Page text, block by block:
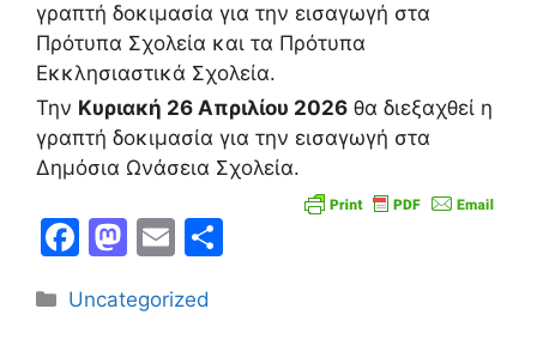
γραπτή δοκιμασία για την εισαγωγή στα
Πρότυπα Σχολεία και τα Πρότυπα
Εκκλησιαστικά Σχολεία.
Την Κυριακή 26 Απριλίου 2026 θα διεξαχθεί η
γραπτή δοκιμασία για την εισαγωγή στα
Δημόσια Ωνάσεια Σχολεία.
F
c
M
st
E
ai
Κατηγορίες
Uncategorized